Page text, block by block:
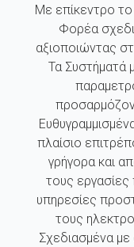
Με επίκεντρο το
Φορέα
αξιοποιώντας
Τα Συστήματά
πλαίσιο
γρήγορα και
τους
υπηρεσίες
τους
Σχεδιασμένα